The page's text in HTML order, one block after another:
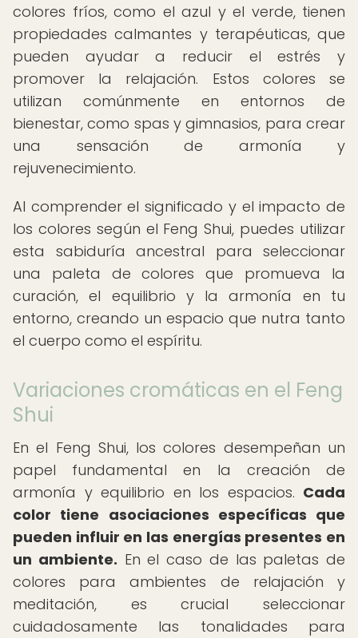
colores fríos, como el azul y el verde, tienen
propiedades calmantes y terapéuticas, que
pueden ayudar a reducir el estrés y
promover la relajación. Estos colores se
utilizan comúnmente en entornos de
bienestar, como spas y gimnasios, para crear
una sensación de armonía y
rejuvenecimiento.
Al comprender el significado y el impacto de
los colores según el Feng Shui, puedes utilizar
esta sabiduría ancestral para seleccionar
una paleta de colores que promueva la
curación, el equilibrio y la armonía en tu
entorno, creando un espacio que nutra tanto
el cuerpo como el espíritu.
Variaciones cromáticas en el Feng
Shui
En el Feng Shui, los colores desempeñan un
papel fundamental en la creación de
armonía y equilibrio en los espacios. Cada
color tiene asociaciones específicas que
pueden influir en las energías presentes en
un ambiente. En el caso de las paletas de
colores para ambientes de relajación y
meditación, es crucial seleccionar
cuidadosamente las tonalidades para